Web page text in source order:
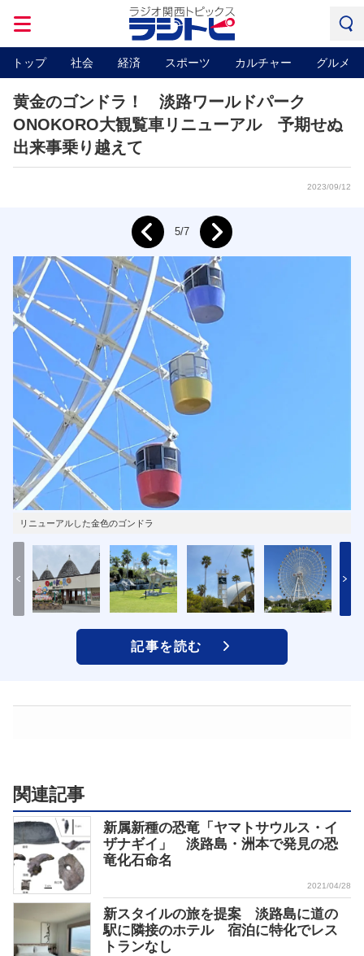
トップ 社会 経済 スポーツ カルチャー グルメ
黄金のゴンドラ！ 淡路ワールドパーク
ONOKORO大観覧車リニューアル 予期せぬ
出来事乗り越えて
2023/09/12
リニューアルした金色のゴンドラ
Prev 5/7 Next
記事を読む
関連記事
新属新種の恐竜「ヤマトサウルス・イ
ザナギイ」 淡路島・洲本で発見の恐
竜化石命名
2021/04/28
新スタイルの旅を提案 淡路島に道の
駅に隣接のホテル 宿泊に特化でレス
トランなし